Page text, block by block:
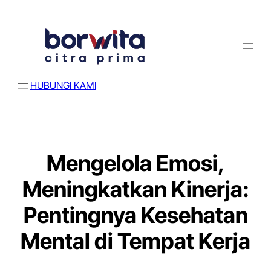
HUBUNGI KAMI
Mengelola Emosi,
Meningkatkan Kinerja:
Pentingnya Kesehatan
Mental di Tempat Kerja